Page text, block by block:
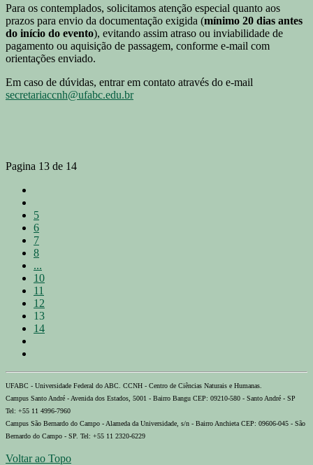
Para os contemplados, solicitamos atenção especial quanto aos
prazos para envio da documentação exigida (mínimo 20 dias antes
do início do evento), evitando assim atraso ou inviabilidade de
pagamento ou aquisição de passagem, conforme e-mail com
orientações enviado.
Em caso de dúvidas, entrar em contato através do e-mail
secretariaccnh@ufabc.edu.br
Pagina 13 de 14
5
6
7
8
...
10
11
12
13
14
UFABC - Universidade Federal do ABC. CCNH - Centro de Ciências Naturais e Humanas.
Campus Santo André - Avenida dos Estados, 5001 - Bairro Bangu CEP: 09210-580 - Santo André - SP
Tel: +55 11 4996-7960
Campus São Bernardo do Campo - Alameda da Universidade, s/n - Bairro Anchieta CEP: 09606-045 - São
Bernardo do Campo - SP. Tel: +55 11 2320-6229
Voltar ao Topo